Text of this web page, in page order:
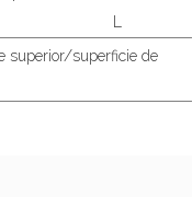
L
superior/superficie de